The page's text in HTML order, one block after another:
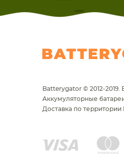
Batterygator © 2012-
Аккумуляторные
Доставка по